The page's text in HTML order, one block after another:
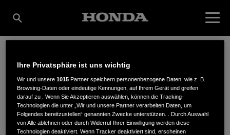
MOTORGERÄTE
FLENSBURG
Ihre Privatsphäre ist uns wichtig
Wir und unsere1015 Partner speichern personenbezogene Daten, wie z. B.
Browsing-Daten oder eindeutige Kennungen, auf Ihrem Gerät und greifen
darauf zu . Wenn Sie Akzeptieren auswählen, können die Tracking-
Technologien die unter „Wir und unsere Partner verarbeiten Daten, um
Folgendes bereitzustellen“ genannten Zwecke unterstützen. . Durch Auswahl
von Alle ablehnen oder durch Widerruf Ihrer Einwilligung werden diese
Technologien deaktiviert. Wenn Tracker deaktiviert sind, erscheinen